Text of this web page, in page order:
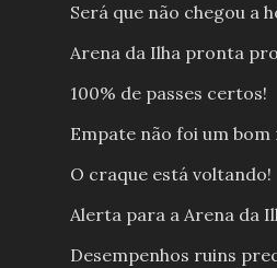
Será que não chegou a
Arena da Ilha pronta
100% de passes certos!
Empate não foi um bom
O craque está voltando!
Alerta para a Arena da
Desempenhos ruins